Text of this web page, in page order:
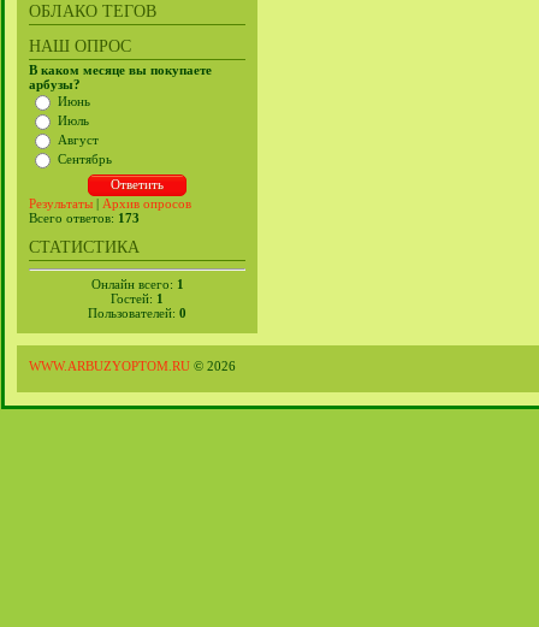
ОБЛАКО ТЕГОВ
НАШ ОПРОС
В каком месяце вы покупаете
арбузы?
Июнь
Июль
Август
Сентябрь
Результаты | Архив опросов
Всего ответов: 173
СТАТИСТИКА
Онлайн всего: 1
Гостей: 1
Пользователей: 0
WWW.ARBUZYOPTOM.RU © 2026